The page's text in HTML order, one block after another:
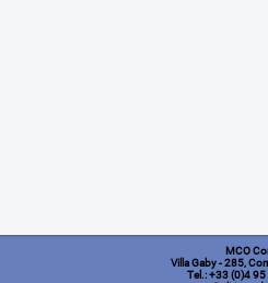
MCO
Villa Gaby- 285,
Tel.: +33 (0)4